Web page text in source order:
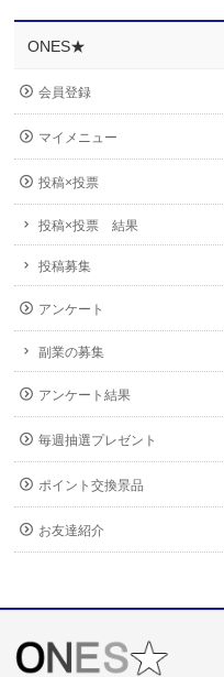
ONES★
会員登録
マイメニュー
投稿×投票
投稿×投票 結果
投稿募集
アンケート
副業の募集
アンケート結果
毎週抽選プレゼント
ポイント交換景品
お友達紹介